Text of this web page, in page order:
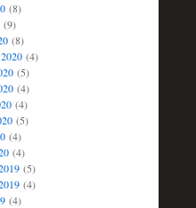
(8)
(9)
(8)
(4)
(5)
(4)
(4)
(5)
(4)
(4)
(5)
(4)
(4)